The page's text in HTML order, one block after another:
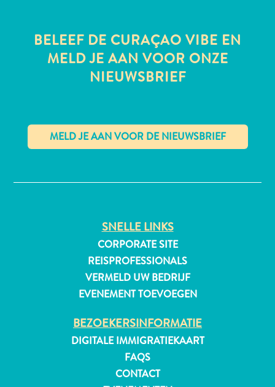
BELEEF DE CURAÇAO VIBE EN
MELD JE AAN VOOR ONZE
NIEUWSBRIEF
SNELLE LINKS
CORPORATE SITE
REISPROFESSIONALS
VERMELD UW BEDRIJF
EVENEMENT TOEVOEGEN
BEZOEKERSINFORMATIE
DIGITALE IMMIGRATIEKAART
FAQS
CONTACT